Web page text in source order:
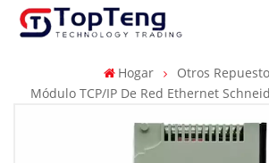
Hogar
Otros
Módulo TCP/IP De Red Ethernet